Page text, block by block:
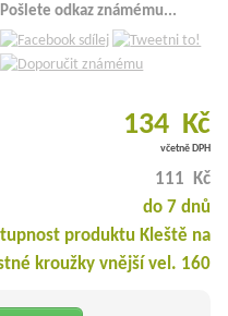
Pošlete odkaz známému...
134 Kč
včetně DPH
111 Kč
do 7 dnů